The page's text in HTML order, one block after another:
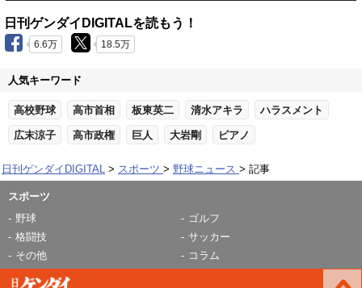
日刊ゲンダイDIGITALを読もう！
6.6万 18.5万
人気キーワード
高校野球 高市首相 板東英二 清水アキラ ハラスメント
広末涼子 高市政権 巨人 大岩剛 ピアノ
日刊ゲンダイDIGITAL スポーツ 野球ニュース 記事
スポーツ
野球
ゴルフ
格闘技
サッカー
その他
コラム